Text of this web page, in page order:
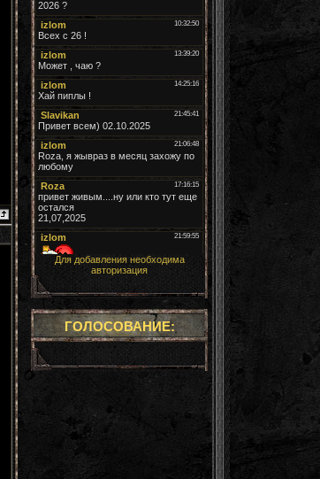
Для добавления необходима
авторизация
ГОЛОСОВАНИЕ: